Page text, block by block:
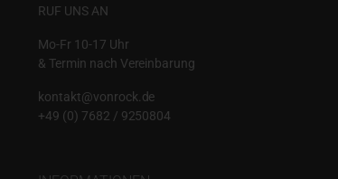
RUF UNS AN
Mo-Fr 10-17 Uhr
& Termin nach Vereinbarung
kontakt@vonrock.de
+49 (0) 7682 / 9250804